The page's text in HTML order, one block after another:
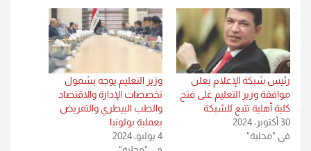
رئيس شبكة الإعلام يعلن
موافقة وزير التعليم على فتح
كلية أهلية تتبع للشبكة
30 أكتوبر، 2024
في "محلية"
وزير التعليم يوجه بشمول
تخصصات الإدارة والاقتصاد
والطب البيطري والتمريض
بعملية بولونيا
4 يوليو، 2024